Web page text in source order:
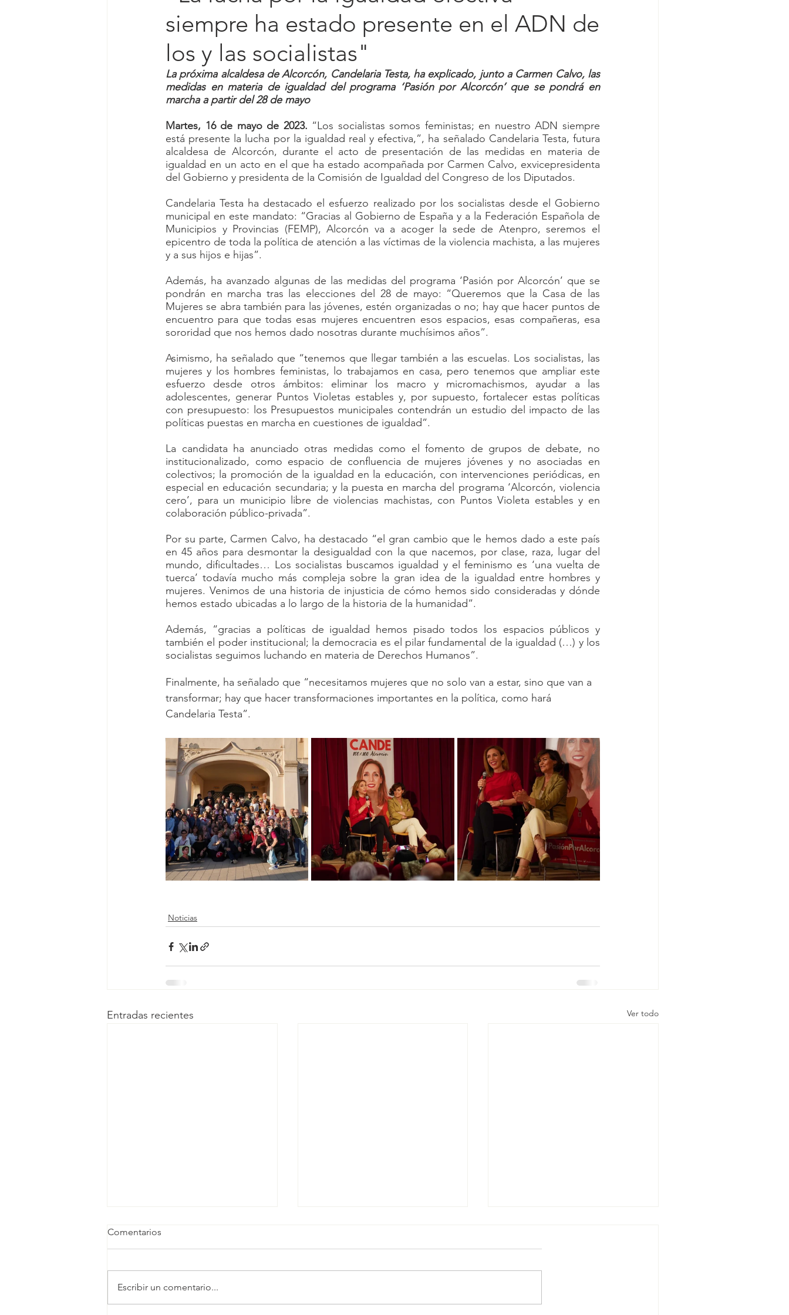
siempre ha estado presente en el ADN de
los y las socialistas"
La próxima alcaldesa de Alcorcón, Candelaria Testa, ha explicado, junto a Carmen Calvo, las
medidas en materia de igualdad del programa ‘Pasión por Alcorcón’ que se pondrá en
marcha a partir del 28 de mayo
Martes, 16 de mayo de 2023. “Los socialistas somos feministas; en nuestro ADN siempre
está presente la lucha por la igualdad real y efectiva,”, ha señalado Candelaria Testa, futura
alcaldesa de Alcorcón, durante el acto de presentación de las medidas en materia de
igualdad en un acto en el que ha estado acompañada por Carmen Calvo, exvicepresidenta
del Gobierno y presidenta de la Comisión de Igualdad del Congreso de los Diputados.
Candelaria Testa ha destacado el esfuerzo realizado por los socialistas desde el Gobierno
municipal en este mandato: “Gracias al Gobierno de España y a la Federación Española de
Municipios y Provincias (FEMP), Alcorcón va a acoger la sede de Atenpro, seremos el
epicentro de toda la política de atención a las víctimas de la violencia machista, a las mujeres
y a sus hijos e hijas”.
Además, ha avanzado algunas de las medidas del programa ‘Pasión por Alcorcón’ que se
pondrán en marcha tras las elecciones del 28 de mayo: “Queremos que la Casa de las
Mujeres se abra también para las jóvenes, estén organizadas o no; hay que hacer puntos de
encuentro para que todas esas mujeres encuentren esos espacios, esas compañeras, esa
sororidad que nos hemos dado nosotras durante muchísimos años”.
Asimismo, ha señalado que “tenemos que llegar también a las escuelas. Los socialistas, las
mujeres y los hombres feministas, lo trabajamos en casa, pero tenemos que ampliar este
esfuerzo desde otros ámbitos: eliminar los macro y micromachismos, ayudar a las
adolescentes, generar Puntos Violetas estables y, por supuesto, fortalecer estas políticas
con presupuesto: los Presupuestos municipales contendrán un estudio del impacto de las
políticas puestas en marcha en cuestiones de igualdad”.
La candidata ha anunciado otras medidas como el fomento de grupos de debate, no
institucionalizado, como espacio de confluencia de mujeres jóvenes y no asociadas en
colectivos; la promoción de la igualdad en la educación, con intervenciones periódicas, en
especial en educación secundaria; y la puesta en marcha del programa ‘Alcorcón, violencia
cero’, para un municipio libre de violencias machistas, con Puntos Violeta estables y en
colaboración público-privada”.
Por su parte, Carmen Calvo, ha destacado “el gran cambio que le hemos dado a este país
en 45 años para desmontar la desigualdad con la que nacemos, por clase, raza, lugar del
mundo, dificultades… Los socialistas buscamos igualdad y el feminismo es ‘una vuelta de
tuerca’ todavía mucho más compleja sobre la gran idea de la igualdad entre hombres y
mujeres. Venimos de una historia de injusticia de cómo hemos sido consideradas y dónde
hemos estado ubicadas a lo largo de la historia de la humanidad”.
Además, “gracias a políticas de igualdad hemos pisado todos los espacios públicos y
también el poder institucional; la democracia es el pilar fundamental de la igualdad (…) y los
socialistas seguimos luchando en materia de Derechos Humanos”.
Finalmente, ha señalado que “necesitamos mujeres que no solo van a estar, sino que van a
transformar; hay que hacer transformaciones importantes en la política, como hará
Candelaria Testa”.
Noticias
Entradas recientes Ver todo
Comentarios
Escribir un comentario...